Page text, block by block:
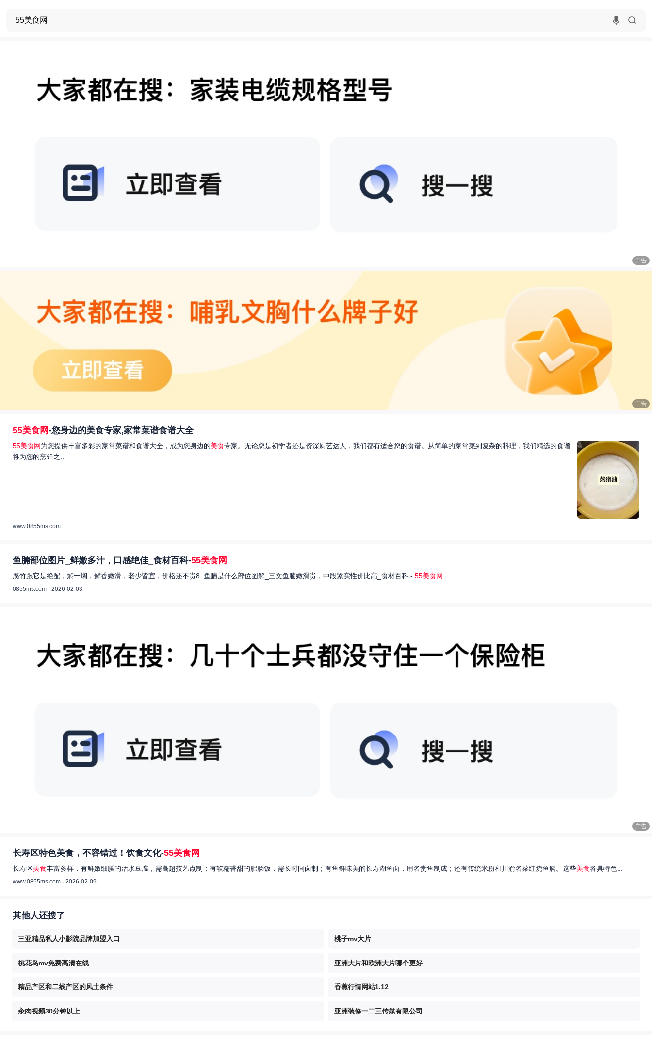
广告
广告
55美食网-您身边的美食专家,家常菜谱食谱大全
55美食网为您提供丰富多彩的家常菜谱和食谱大全，成为您身边的美食专家。无论您是初学者还是资深厨艺达人，我们都有适合您的食谱。从简单的家常菜到复杂的料理，我们精选的食谱
将为您的烹饪之...
www.0855ms.com
鱼腩部位图片_鲜嫩多汁，口感绝佳_食材百科-55美食网
腐竹跟它是绝配，焖一焖，鲜香嫩滑，老少皆宜，价格还不贵8. 鱼腩是什么部位图解_三文鱼腩嫩滑贵，中段紧实性价比高_食材百科 - 55美食网
0855ms.com · 2026-02-03
广告
长寿区特色美食，不容错过！饮食文化-55美食网
长寿区美食丰富多样，有鲜嫩细腻的活水豆腐，需高超技艺点制；有软糯香甜的肥肠饭，需长时间卤制；有鱼鲜味美的长寿湖鱼面，用名贵鱼制成；还有传统米粉和川渝名菜红烧鱼唇。这些美食各具特色...
www.0855ms.com · 2026-02-09
其他人还搜了
三亚精品私人小影院品牌加盟入口 桃子mv大片
桃花岛mv免费高清在线 亚洲大片和欧洲大片哪个更好
精品产区和二线产区的风土条件 香蕉行情网站1.12
汆肉视频30分钟以上 亚洲装修一二三传媒有限公司